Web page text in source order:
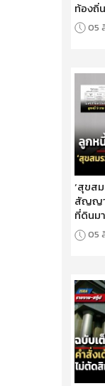
ท้องถิ่
05
‘สุขส
สัญญา
ที่ดินม
05